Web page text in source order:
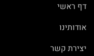
דף ראשי
אודותינו
יצירת קשר